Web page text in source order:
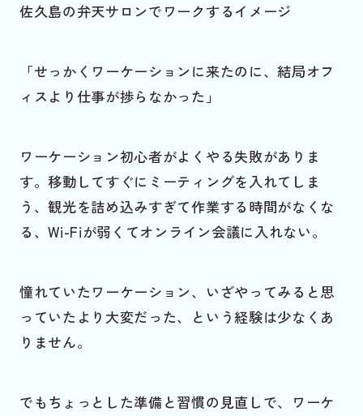
佐久島の弁天サロンでワークするイメージ
「せっかくワーケーションに来たのに、結局オフ
ィスより仕事が捗らなかった」
ワーケーション初心者がよくやる失敗がありま
す。移動してすぐにミーティングを入れてしま
う、観光を詰め込みすぎて作業する時間がなくな
る、Wi-Fiが弱くてオンライン会議に入れない。
憧れていたワーケーション、いざやってみると思
っていたより大変だった、という経験は少なくあ
りません。
でもちょっとした準備と習慣の見直しで、ワーケ